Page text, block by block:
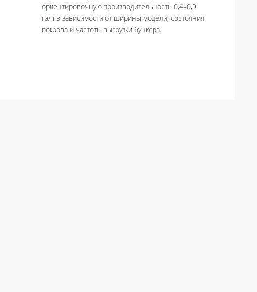
ориентировочную производительность 0,4–0,9
га/ч в зависимости от ширины модели, состояния
покрова и частоты выгрузки бункера.